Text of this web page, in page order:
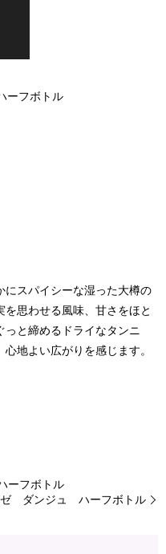
フボトル
にスパイシーな湿った大樽の
思わせる風味、甘さをほと
っと締めるドライなタンニ
地よい広がりを感じます。
フボトル
ゼ ダンジュ ハーフボトル